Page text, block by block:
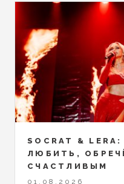
SOCRAT &
ЛЮБИТЬ,
СЧАСТЛИВЫМ
01.08.2026